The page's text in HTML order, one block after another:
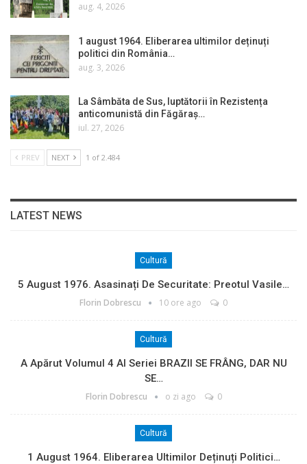
aug. 4, 2026
1 august 1964. Eliberarea ultimilor deținuți
politici din România…
aug. 3, 2026
La Sâmbăta de Sus, luptătorii în Rezistența
anticomunistă din Făgăraș…
iul. 27, 2026
PREV NEXT 1 of 2.484
LATEST NEWS
Cultură
5 August 1976. Asasinați De Securitate: Preotul Vasile…
Florin Dobrescu 10 ore ago 0
Cultură
A Apărut Volumul 4 Al Seriei BRAZII SE FRÂNG, DAR NU
SE…
Florin Dobrescu o zi ago 0
Cultură
1 August 1964. Eliberarea Ultimilor Deținuți Politici…